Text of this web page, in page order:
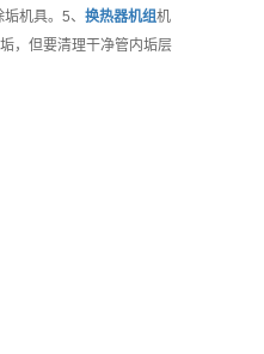
机具。5、 换热器机组机
，但要清理干净管内垢层